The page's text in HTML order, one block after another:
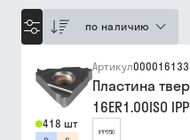
по наличию
418 шт
Артикул
Пластина
16ER1.00ISO